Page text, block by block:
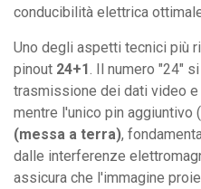
conducibilità elettrica
Uno degli aspetti tecnici più
pinout 24+1 . Il numero "24"
trasmissione dei dati video
mentre l'unico pin aggiuntivo
(messa a terra),
dalle interferenze
assicura che l'immagine